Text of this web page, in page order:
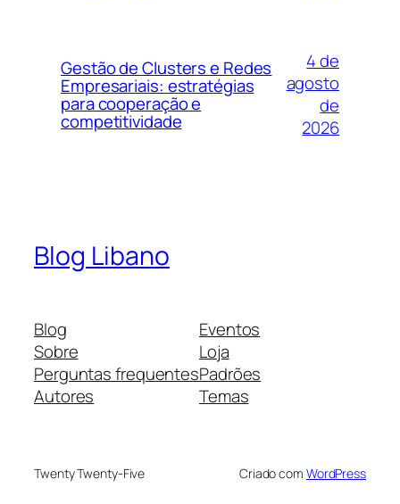
Gestão de Clusters e Redes
Empresariais: estratégias
para cooperação e
competitividade
4 de
agosto
de
2026
Blog Libano
Blog
Sobre
Perguntas frequentes
Autores
Eventos
Loja
Padrões
Temas
Twenty Twenty-Five Criado com WordPress